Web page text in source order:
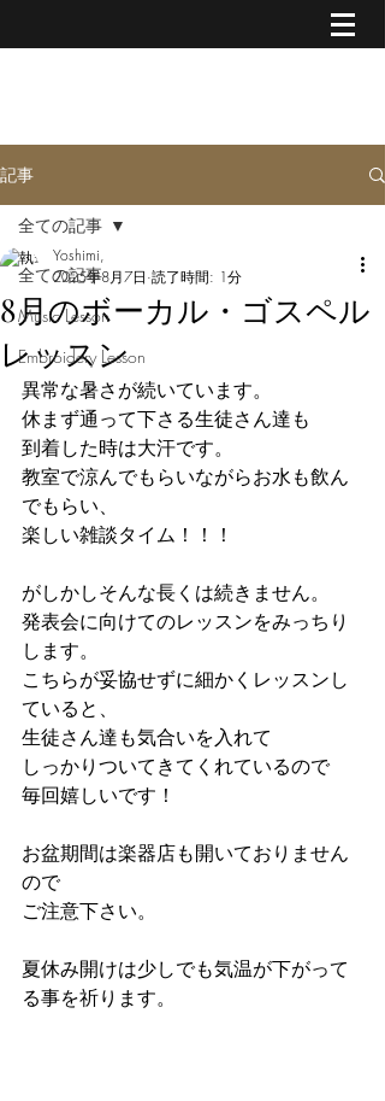
記事
全ての記事
Music Lesson
Embroidery Lesson
全ての記事
8月のボーカル・ゴスペル
レッスン
Yoshimi,
2025年8月7日 読了時間: 1分
異常な暑さが続いています。
休まず通って下さる生徒さん達も
到着した時は大汗です。
教室で涼んでもらいながらお水も飲ん
でもらい、
楽しい雑談タイム！！！
がしかしそんな長くは続きません。
発表会に向けてのレッスンをみっちり
します。
こちらが妥協せずに細かくレッスンし
ていると、
生徒さん達も気合いを入れて
しっかりついてきてくれているので
毎回嬉しいです！
お盆期間は楽器店も開いておりません
ので
ご注意下さい。
夏休み開けは少しでも気温が下がって
る事を祈ります。